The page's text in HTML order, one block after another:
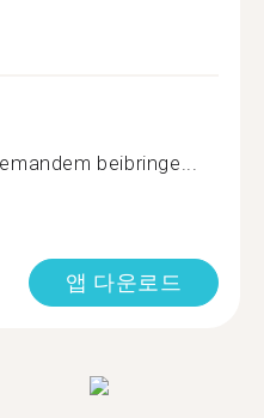
beibringe...
앱 다운로드